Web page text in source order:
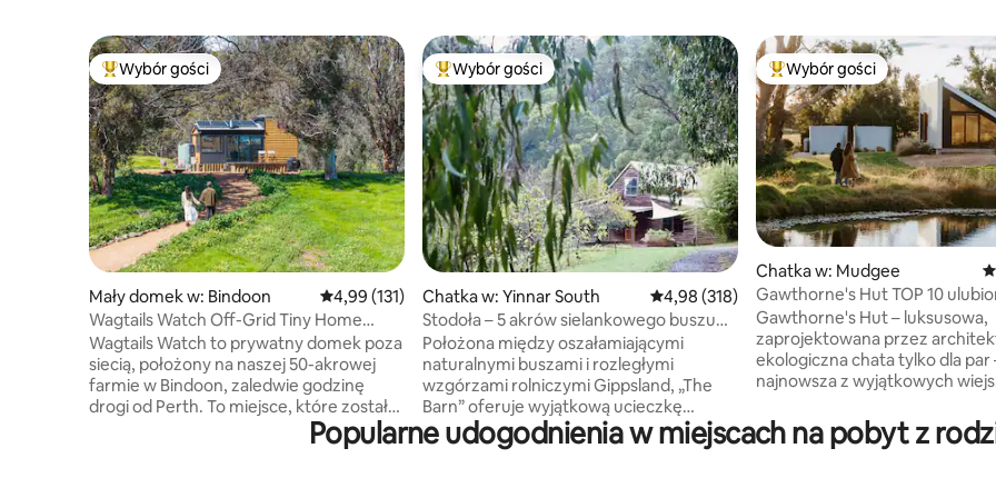
Najpopularniejsze z kategorii Wybór gości
Wybór gości
Mały domek w: Bindoon Średnia ocena: 4,99 na 5, liczba recenzji: 131
4,99 (131)
Wagtails Watch Off-Grid Tiny Home
Retreat
Wagtails Watch to prywatny domek poza
siecią, położony na naszej 50-akrowej
farmie w Bindoon, zaledwie godzinę
drogi od Perth. To miejsce, które zostało
zaprojektowane z myślą o wolnych
porankach, gwiaździstym niebie
Najpopularniejsze z kategorii Wybór gości
Wybór gości
Chatka w: Yinnar South Średnia ocena: 4,98 na 5, liczba recenzji: 318
4,98 (318)
Stodoła – 5 akrów sielankowego buszu
z widokami
Położona między oszałamiającymi
naturalnymi buszami i rozległymi
wzgórzami rolniczymi Gippsland, „The
Barn” oferuje wyjątkową ucieczkę
z powrotem do łagodnego rytmu natury.
Zrelaksuj się na 5 akrach prywatnego lasu
Najpopularniejsze z kategorii
Wybór gości
Chatka w: Mudgee
Gawthorne's Hut TOP 10 ulubionych na
ŚWIECIE
Gawthorne's Hut – luksusowa,
zaprojektowana przez
ekologiczna chata tylko dla par
najnowsza z wyjątkowych
Church i Tom's Cottage.
uchwycić wspaniałe widoki,
Popularne udogodnienia w miejscach na pobyt z